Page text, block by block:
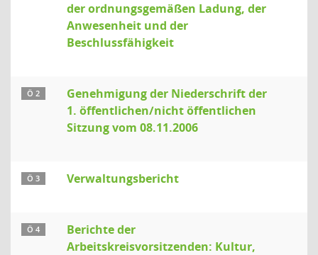
der ordnungsgemäßen Ladung, der
Anwesenheit und der
Beschlussfähigkeit
Ö 2
Genehmigung der Niederschrift der
1. öffentlichen/nicht öffentlichen
Sitzung vom 08.11.2006
Ö 3 Verwaltungsbericht
Ö 4
Berichte der
Arbeitskreisvorsitzenden: Kultur,